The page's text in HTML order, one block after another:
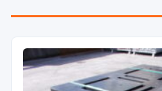
プラパレット
コンテナ
中古パレット